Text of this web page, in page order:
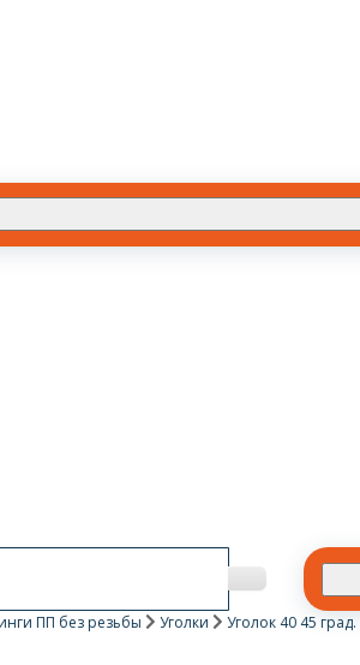
ПП без резьбы Уголки Уголок 40 45 град.